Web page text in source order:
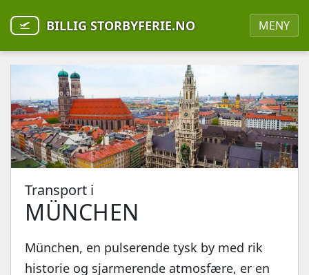
BILLIG STORBYFERIE.NO MENY
Transport i
MÜNCHEN
München, en pulserende tysk by med rik
historie og sjarmerende atmosfære, er en